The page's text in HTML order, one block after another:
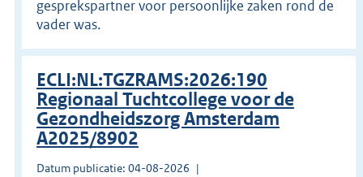
gesprekspartner voor persoonlijke zaken rond de
vader was.
ECLI:NL:TGZRAMS:2026:190
Regionaal Tuchtcollege voor de
Gezondheidszorg Amsterdam
A2025/8902
Datum publicatie: 04-08-2026